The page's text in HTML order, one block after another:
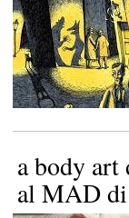
a body
al MAD